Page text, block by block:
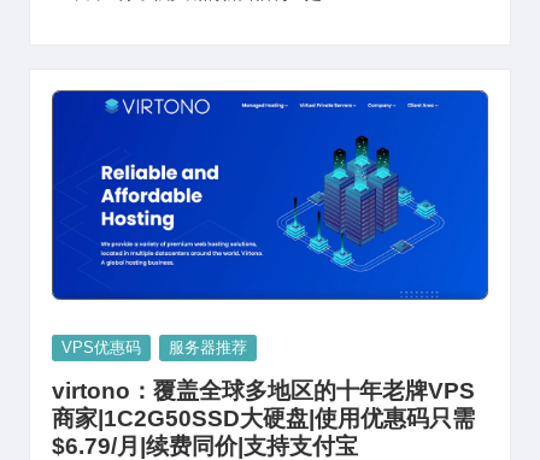
Posted
VPS优惠码 服务器推荐
virtono：覆盖全球多地区的十年老牌VPS
商家|1C2G50SSD大硬盘|使用优惠码只需
$6.79/月|续费同价|支持支付宝